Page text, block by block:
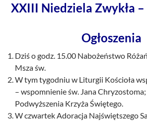
XXIII Niedziela Zwykła
Ogłoszenia
Dziś o godz. 15.00 Nabożeństwo
Msza św.
W tym tygodniu w Liturgii Kościoła
– wspomnienie św. Jana
Podwyższenia Krzyża Świętego.
W czwartek Adoracja Najświętszego